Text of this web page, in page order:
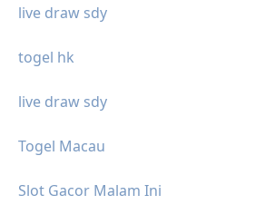
live draw sdy
togel hk
live draw sdy
Togel Macau
Slot Gacor Malam Ini